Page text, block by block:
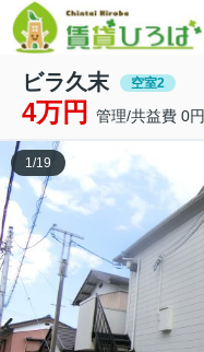
ビラ久末 空室2
4万円 管理/共益費 0円
1/19